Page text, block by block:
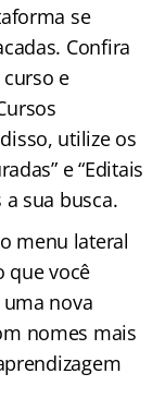
se
Confira
e
utilize os
e “Editais
sua busca.
menu lateral
que você
nova
nomes mais